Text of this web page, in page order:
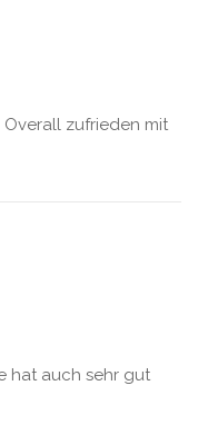
zufrieden mit
hat auch sehr gut